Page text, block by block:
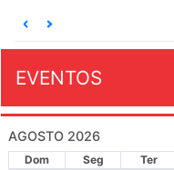
EVENTOS
AGOSTO 2026
Dom Seg Ter